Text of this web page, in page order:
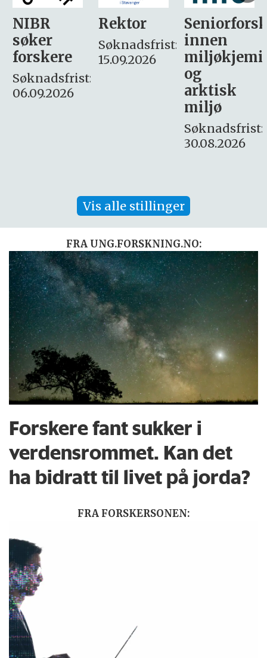
Rektor
Søknadsfrist:
15.09.2026
Seniorforsker
innen
miljøkjemi
søker
– fast
Søknadsfrist:
16. august.
Vis alle stillinger
FRA UNG.FORSKNING.NO:
Forskere fant sukker i
verdensrommet. Kan det
ha bidratt til livet på jorda?
FRA FORSKERSONEN: